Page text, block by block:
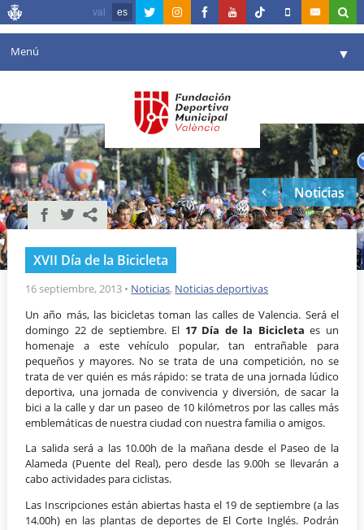
val es
Menú ▼
Agenda
Instalaciones ▼
Comunicación ▼
Valencia en deporte
Portal de Transparencia
Noticias
XVII Día de la Bicicleta
16 septiembre, 2013 • Noticias, Noticias deportivas
Un año más, las bicicletas toman las calles de Valencia. Será el
domingo 22 de septiembre. El 17 Día de la Bicicleta es un
homenaje a este vehículo popular, tan entrañable para
pequeños y mayores. No se trata de una competición, no se
trata de ver quién es más rápido: se trata de una jornada lúdico
deportiva, una jornada de convivencia y diversión, de sacar la
bici a la calle y dar un paseo de 10 kilómetros por las calles más
emblemáticas de nuestra ciudad con nuestra familia o amigos.
La salida será a las 10.00h de la mañana desde el Paseo de la
Alameda (Puente del Real), pero desde las 9.00h se llevarán a
cabo actividades para ciclistas.
Las Inscripciones están abiertas hasta el 19 de septiembre (a las
14.00h) en las plantas de deportes de El Corte Inglés. Podrán